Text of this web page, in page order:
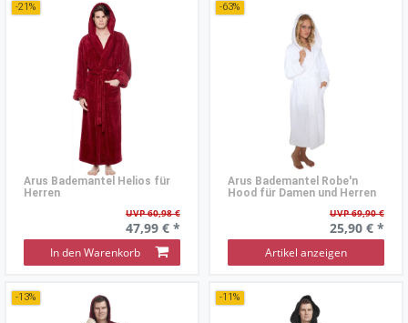
-21%
Arus Bademantel Helios für
Herren
UVP 60,98 €
47,99 € *
In den Warenkorb
-63%
Arus Bademantel Robe'n
Hood für Damen und Herren
UVP 69,90 €
25,90 € *
Artikel anzeigen
-13% -11%